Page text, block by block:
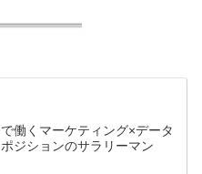
働くマーケティング×データ
ジションのサラリーマン